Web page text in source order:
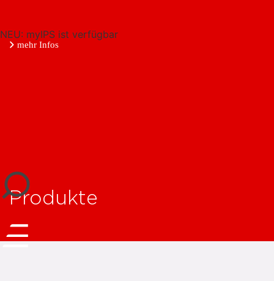
NEU: myIPS ist verfügbar
mehr Infos
Produkte